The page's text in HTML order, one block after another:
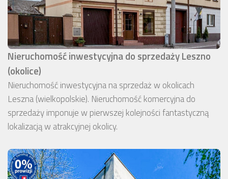
Nieruchomość inwestycyjna do sprzedaży Leszno
(okolice)
Nieruchomość inwestycyjna na sprzedaż w okolicach
Leszna (wielkopolskie). Nieruchomość komercyjna do
sprzedaży imponuje w pierwszej kolejności fantastyczną
lokalizacją w atrakcyjnej okolicy.